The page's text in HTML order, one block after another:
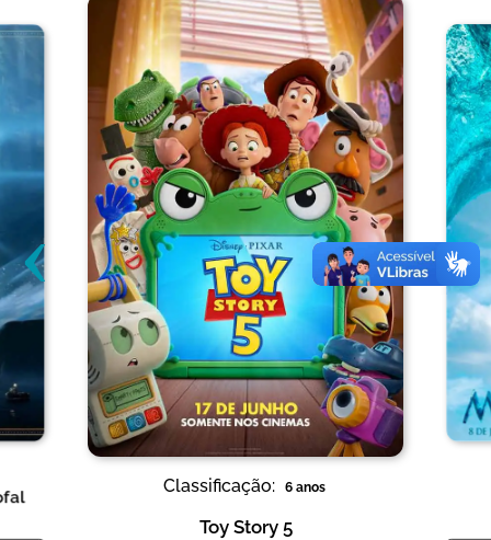
Classificação: 6 anos
Toy Story 5
‹ ›